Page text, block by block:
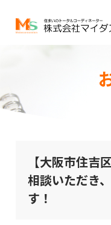
【大阪市住吉
相談いただき
す！